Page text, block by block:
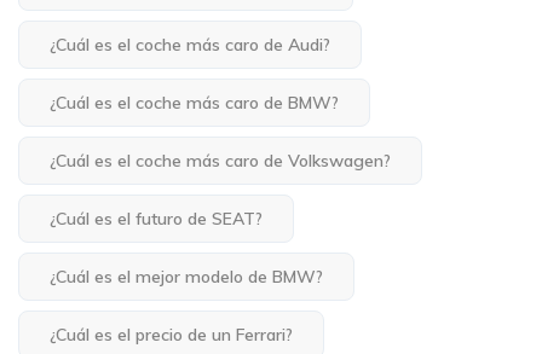
¿Cuál es el coche más caro de Audi?
¿Cuál es el coche más caro de BMW?
¿Cuál es el coche más caro de Volkswagen?
¿Cuál es el futuro de SEAT?
¿Cuál es el mejor modelo de BMW?
¿Cuál es el precio de un Ferrari?